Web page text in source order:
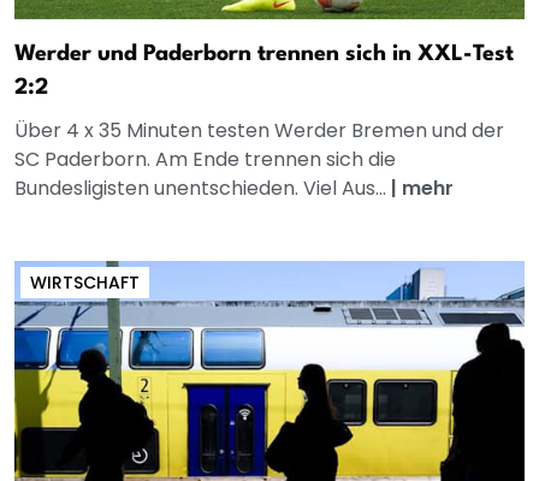
Werder und Paderborn trennen sich in XXL-Test
2:2
Über 4 x 35 Minuten testen Werder Bremen und der
SC Paderborn. Am Ende trennen sich die
Bundesligisten unentschieden. Viel Aus... | mehr
WIRTSCHAFT